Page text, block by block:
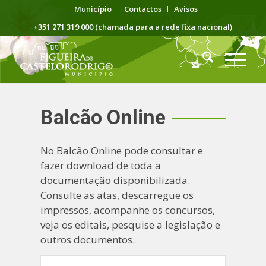
Município Contactos
Avisos
+351 271 319 000 (chamada para a rede fixa nacional)
Balcão Online
No Balcão Online pode consultar e
fazer download de toda a
documentação disponibilizada.
Consulte as atas, descarregue os
impressos, acompanhe os concursos,
veja os editais, pesquise a legislação e
outros documentos.